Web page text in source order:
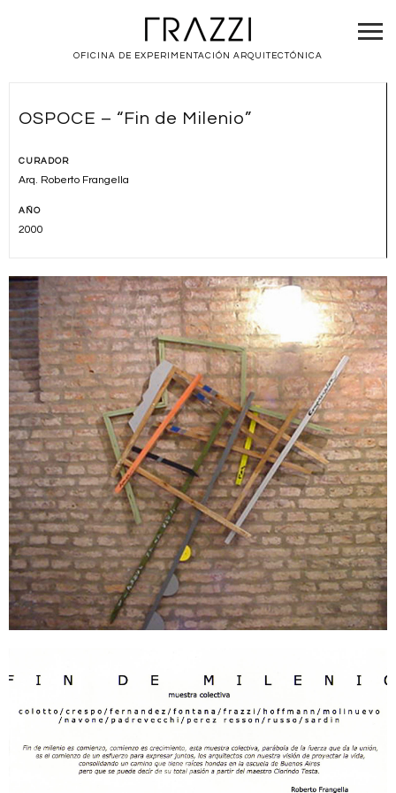
OFICINA DE EXPERIMENTACIÓN ARQUITECTÓNICA
OSPOCE – “Fin de Milenio”
CURADOR
Arq. Roberto Frangella
AÑO
2000